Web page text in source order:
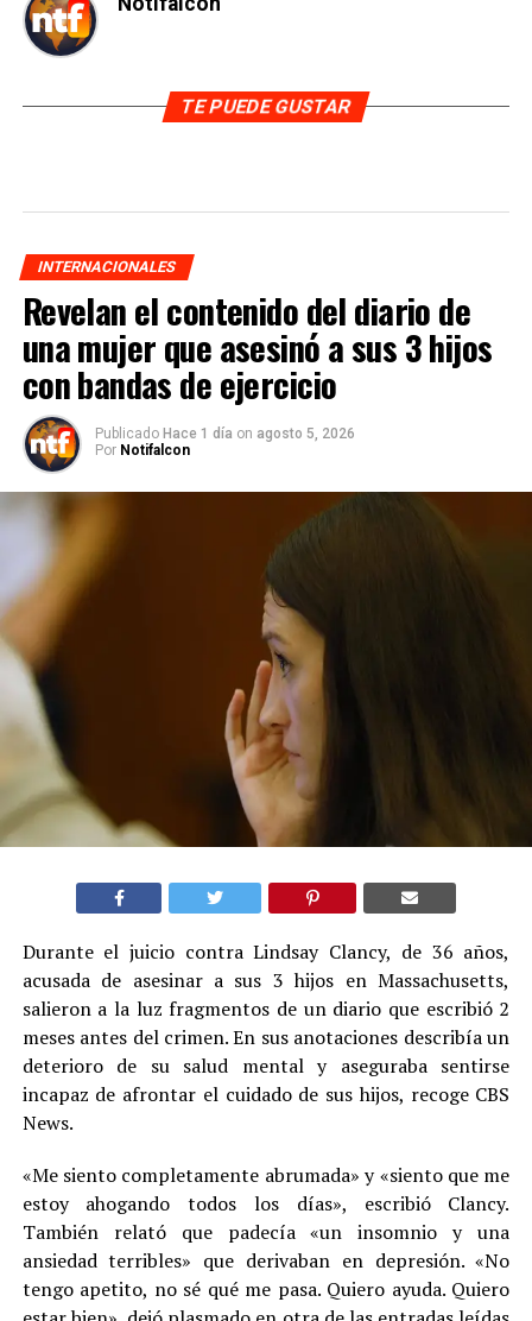
TE PUEDE GUSTAR
INTERNACIONALES
Revelan el contenido del diario de
una mujer que asesinó a sus 3 hijos
con bandas de ejercicio
Publicado Hace 1 día on agosto 5, 2026
Por Notifalcon
Durante el juicio contra Lindsay Clancy, de 36 años,
acusada de asesinar a sus 3 hijos en Massachusetts,
salieron a la luz fragmentos de un diario que escribió 2
meses antes del crimen. En sus anotaciones describía un
deterioro de su salud mental y aseguraba sentirse
incapaz de afrontar el cuidado de sus hijos, recoge CBS
News.
«Me siento completamente abrumada» y «siento que me
estoy ahogando todos los días», escribió Clancy.
También relató que padecía «un insomnio y una
ansiedad terribles» que derivaban en depresión. «No
tengo apetito, no sé qué me pasa. Quiero ayuda. Quiero